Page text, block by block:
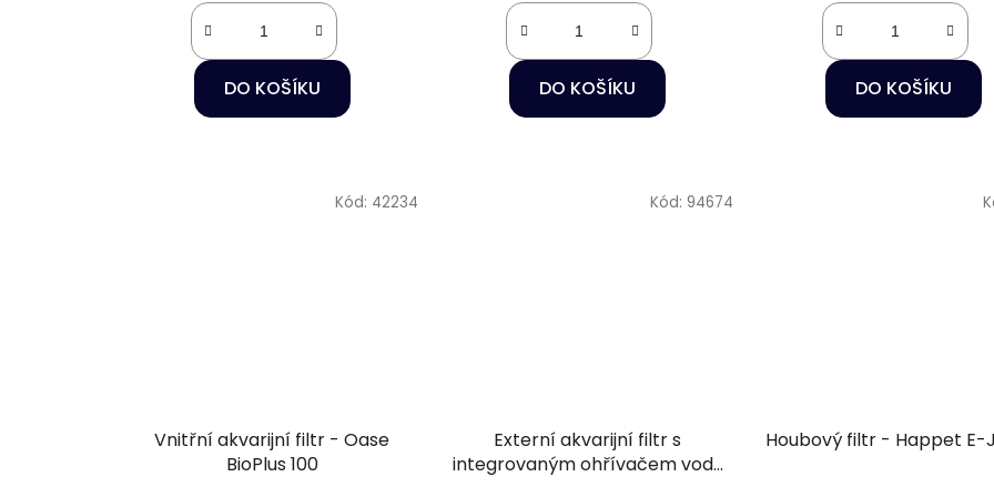
DO KOŠÍKU DO KOŠÍKU DO KOŠÍKU
Vnitřní akvarijní filtr - Oase
BioPlus 100
Kód: 42234
Externí akvarijní filtr s
integrovaným ohřívačem vody
Kód: 94674
Houbový filtr - Happet E-